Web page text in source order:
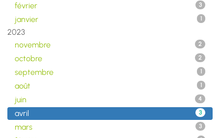
février 3
janvier 1
2023
novembre
2
octobre 2
septembre 1
août 1
juin 4
avril 3
mars 3